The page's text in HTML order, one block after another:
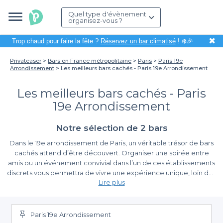
Quel type d'évènement
organisez-vous ?
Trop chaud pour faire la fête ? Réservez un bar climatisé! ❄️🎉 ✖
Privateaser Bars en France métropolitaine Paris
Paris 19e
Arrondissement
Les meilleurs bars cachés - Paris 19e Arrondissement
Les meilleurs bars cachés - Paris
19e Arrondissement
Notre sélection de 2 bars
Dans le 19e arrondissement de Paris, un véritable trésor de bars
cachés attend d’être découvert. Organiser une soirée entre
amis ou un événement convivial dans l’un de ces établissements
discrets vous permettra de vivre une expérience unique, loin des
foules habituelles. Ces lieux secrets, souvent situés derrière des
chaleureuse, idéale pour se détendre et passer de bons
moments.
La simplicité de la réservation avec Privateaser
Grâce à Privateaser, réserver un bar caché dans le 19e
Lire plus
Paris 19e Arrondissement